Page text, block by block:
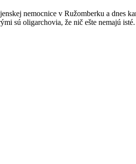
nemocnice v Ružomberku a dnes
sú oligarchovia, že nič ešte nemajú